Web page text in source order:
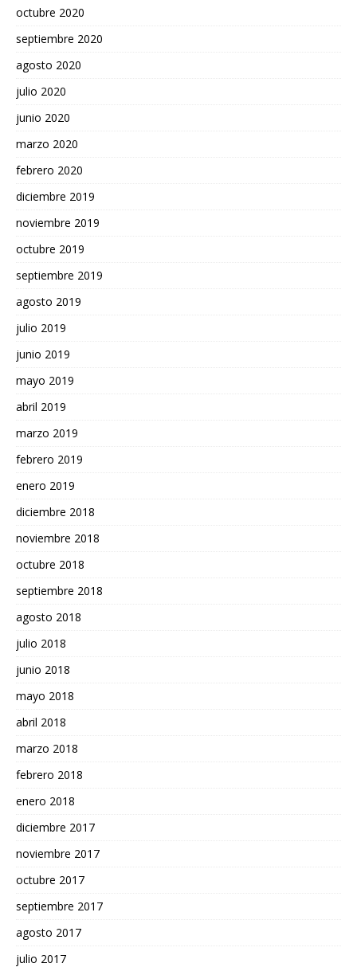
octubre 2020
septiembre 2020
agosto 2020
julio 2020
junio 2020
marzo 2020
febrero 2020
diciembre 2019
noviembre 2019
octubre 2019
septiembre 2019
agosto 2019
julio 2019
junio 2019
mayo 2019
abril 2019
marzo 2019
febrero 2019
enero 2019
diciembre 2018
noviembre 2018
octubre 2018
septiembre 2018
agosto 2018
julio 2018
junio 2018
mayo 2018
abril 2018
marzo 2018
febrero 2018
enero 2018
diciembre 2017
noviembre 2017
octubre 2017
septiembre 2017
agosto 2017
julio 2017